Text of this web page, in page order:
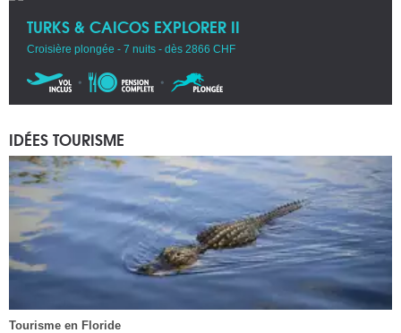
TURKS & CAICOS EXPLORER II
Croisière plongée - 7 nuits - dès 2866 CHF
IDÉES TOURISME
Tourisme en Floride